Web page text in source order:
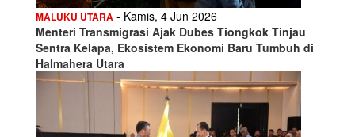
MALUKU UTARA - Kamis, 4 Jun 2026
Menteri Transmigrasi Ajak Dubes Tiongkok Tinjau
Sentra Kelapa, Ekosistem Ekonomi Baru Tumbuh di
Halmahera Utara